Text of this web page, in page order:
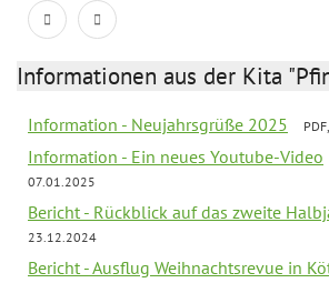
Informationen aus der Kita
Information - Neujahrsgrüße 2025
Information - Ein neues Youtube-Video
07.01.2025
Bericht - Rückblick auf das zweite
23.12.2024
Bericht - Ausflug Weihnachtsrevue in